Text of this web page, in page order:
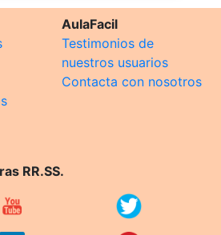
AulaFacil
Testimonios de
nuestros usuarios
Contacta con nosotros
RR.SS.